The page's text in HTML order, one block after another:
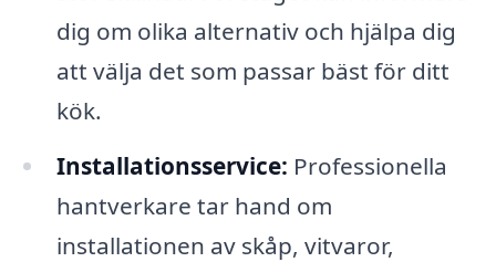
dig om olika alternativ och hjälpa dig
att välja det som passar bäst för ditt
kök.
Installationsservice: Professionella
hantverkare tar hand om
installationen av skåp, vitvaror,